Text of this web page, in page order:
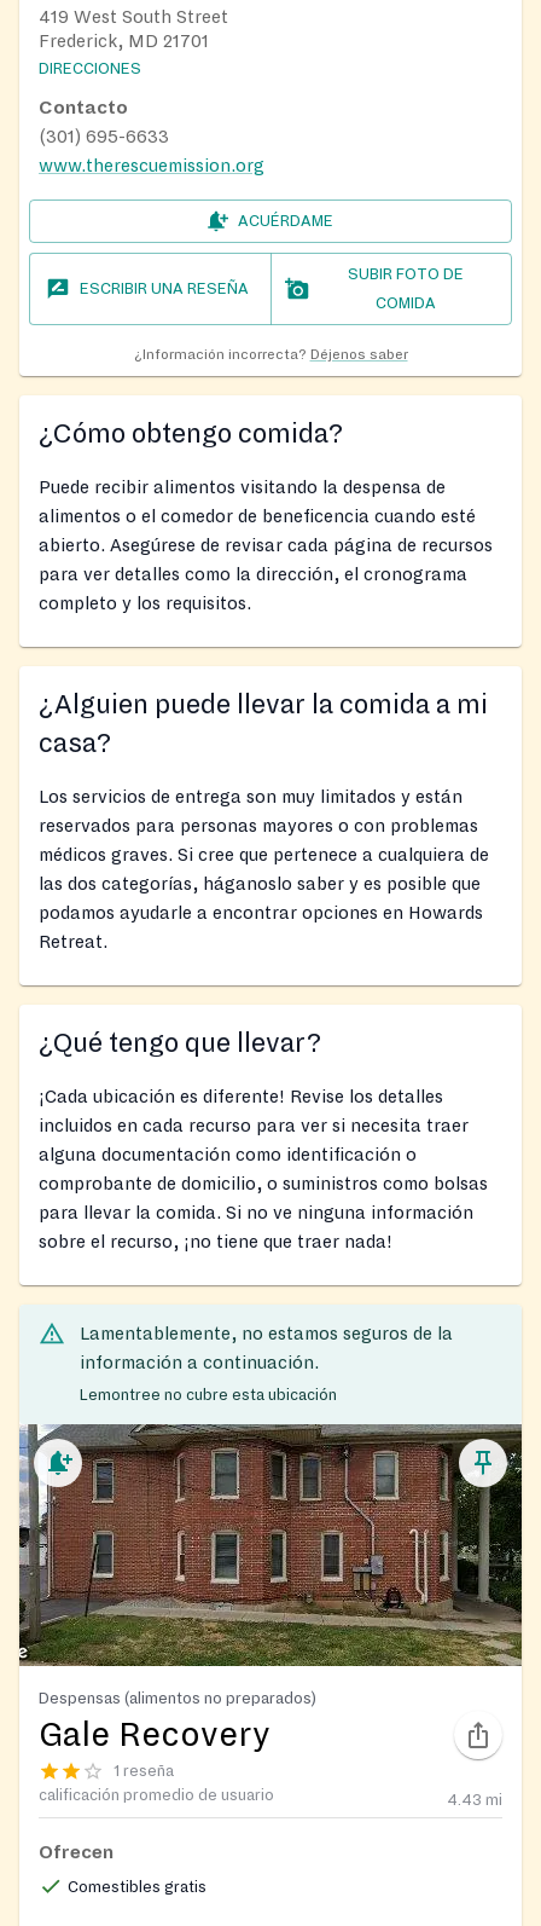
419 West South Street
Frederick, MD 21701
DIRECCIONES
Contacto
(301) 695-6633
www.therescuemission.org
ACUÉRDAME
ESCRIBIR UNA RESEÑA
SUBIR FOTO DE
COMIDA
¿Información incorrecta? Déjenos saber
¿Cómo obtengo comida?
Puede recibir alimentos visitando la despensa de
alimentos o el comedor de beneficencia cuando esté
abierto. Asegúrese de revisar cada página de recursos
para ver detalles como la dirección, el cronograma
completo y los requisitos.
¿Alguien puede llevar la comida a mi
casa?
Los servicios de entrega son muy limitados y están
reservados para personas mayores o con problemas
médicos graves. Si cree que pertenece a cualquiera de
las dos categorías, háganoslo saber y es posible que
podamos ayudarle a encontrar opciones en Howards
Retreat.
¿Qué tengo que llevar?
¡Cada ubicación es diferente! Revise los detalles
incluidos en cada recurso para ver si necesita traer
alguna documentación como identificación o
comprobante de domicilio, o suministros como bolsas
para llevar la comida. Si no ve ninguna información
sobre el recurso, ¡no tiene que traer nada!
Lamentablemente, no estamos seguros de la
información a continuación.
Lemontree no cubre esta ubicación
Despensas (alimentos no preparados)
Gale Recovery
1 reseña
calificación promedio de usuario
4.43 mi
Ofrecen
Comestibles gratis